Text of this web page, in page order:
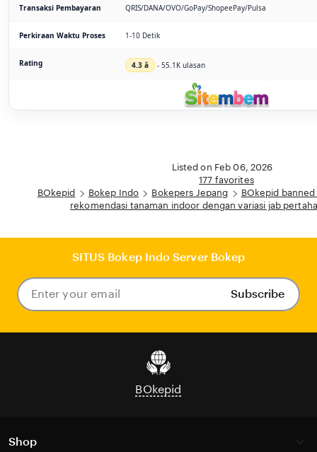
Transaksi Pembayaran QRIS/DANA/OVO/GoPay/ShopeePay/Pulsa
Perkiraan Waktu Proses 1-10 Detik
Rating 4.3 â­ - 55.1K ulasan
Listed on Feb 06, 2026
177 favorites
BOkepid
Bokep Indo Bokepers Jepang
BOkepid
rekomendasi tanaman indoor dengan variasi jab
SITUS Bokep Indo Server Bokep
Enter
your
Subscribe
BOkepid
Shop